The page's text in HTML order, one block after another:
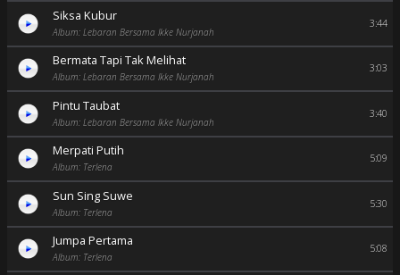
Siksa Kubur
Album: Lebaran Bersama Ikke Nurjanah
3:44
Bermata Tapi Tak Melihat
Album: Lebaran Bersama Ikke Nurjanah
3:03
Pintu Taubat
Album: Lebaran Bersama Ikke Nurjanah
3:40
Merpati Putih
Album: Terlena
5:09
Sun Sing Suwe
Album: Terlena
5:30
Jumpa Pertama
Album: Terlena
5:08